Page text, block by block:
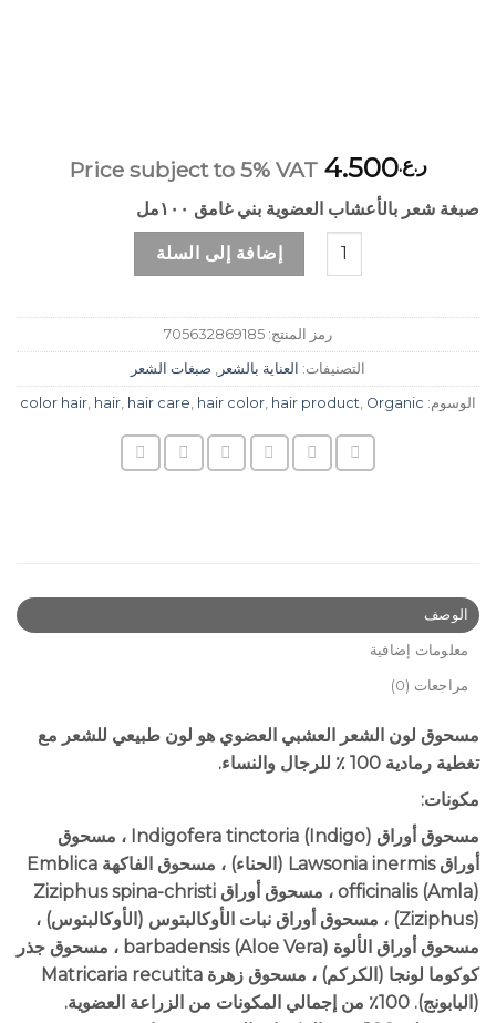
ر.ع.4.500
Price subject to 5% VAT
صبغة شعر بالأعشاب العضوية بني غامق ١٠٠مل
كمية صبغة شعر بالأعشاب العضوية بني غامق
إضافة إلى السلة
رمز المنتج: 705632869185
التصنيفات: العناية بالشعر صبغات الشعر
الوسوم: color hair hair hair care hair color hair product Organic
الوصف
معلومات إضافية
مراجعات (0)
مسحوق لون الشعر العشبي العضوي هو لون طبيعي للشعر مع
تغطية رمادية 100 ٪ للرجال والنساء.
مكونات:
مسحوق أوراق Indigofera tinctoria (Indigo) ، مسحوق
أوراق Lawsonia inermis (الحناء) ، مسحوق الفاكهة Emblica
officinalis (Amla) ، مسحوق أوراق Ziziphus spina-christi
(Ziziphus) ، مسحوق أوراق نبات الأوكالبتوس (الأوكالبتوس) ،
مسحوق أوراق الألوة barbadensis (Aloe Vera) ، مسحوق جذر
كوكوما لونجا (الكركم) ، مسحوق زهرة Matricaria recutita
(البابونج). 100٪ من إجمالي المكونات من الزراعة العضوية.